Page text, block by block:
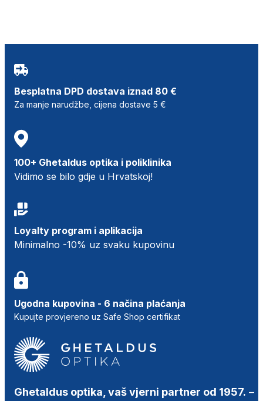
Besplatna DPD dostava iznad 80 €
Za manje narudžbe, cijena dostave 5 €
100+ Ghetaldus optika i poliklinika
Vidimo se bilo gdje u Hrvatskoj!
Loyalty program i aplikacija
Minimalno -10% uz svaku kupovinu
Ugodna kupovina - 6 načina plaćanja
Kupujte provjereno uz Safe Shop certifikat
Ghetaldus optika, vaš vjerni partner od 1957. –